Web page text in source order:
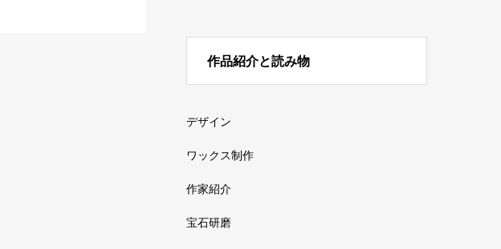
作品紹介と読み物
デザイン
ワックス制作
作家紹介
宝石研磨